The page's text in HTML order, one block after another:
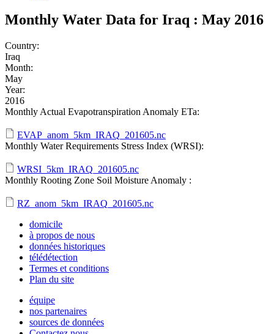
Monthly Water Data for Iraq : May 2016
Country:
Iraq
Month:
May
Year:
2016
Monthly Actual Evapotranspiration Anomaly ETa:
EVAP_anom_5km_IRAQ_201605.nc
Monthly Water Requirements Stress Index (WRSI):
WRSI_5km_IRAQ_201605.nc
Monthly Rooting Zone Soil Moisture Anomaly :
RZ_anom_5km_IRAQ_201605.nc
domicile
à propos de nous
données historiques
télédétection
Termes et conditions
Plan du site
équipe
nos partenaires
sources de données